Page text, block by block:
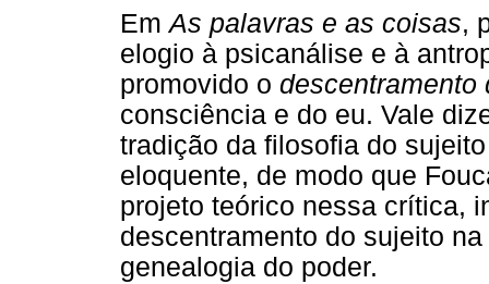
EmAs palavras e as coisas,
elogio à psicanálise e à
promovido o
consciência e do eu. Vale
tradição da filosofia do
eloquente, de modo que
projeto teórico nessa crítica,
descentramento do sujeito
genealogia do poder.